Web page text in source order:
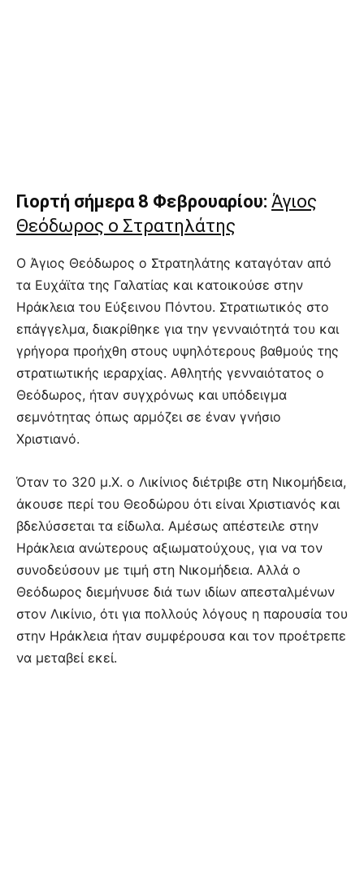
Γιορτή σήμερα 8 Φεβρουαρίου: Άγιος
Θεόδωρος ο Στρατηλάτης
O Άγιος Θεόδωρος ο Στρατηλάτης καταγόταν από
τα Ευχάϊτα της Γαλατίας και κατοικούσε στην
Ηράκλεια του Εύξεινου Πόντου. Στρατιωτικός στο
επάγγελμα, διακρίθηκε για την γενναιότητά του και
γρήγορα προήχθη στους υψηλότερους βαθμούς της
στρατιωτικής ιεραρχίας. Αθλητής γενναιότατος ο
Θεόδωρος, ήταν συγχρόνως και υπόδειγμα
σεμνότητας όπως αρμόζει σε έναν γνήσιο
Χριστιανό.
Όταν το 320 μ.Χ. ο Λικίνιος διέτριβε στη Νικομήδεια,
άκουσε περί του Θεοδώρου ότι είναι Χριστιανός και
βδελύσσεται τα είδωλα. Αμέσως απέστειλε στην
Ηράκλεια ανώτερους αξιωματούχους, για να τον
συνοδεύσουν με τιμή στη Νικομήδεια. Αλλά ο
Θεόδωρος διεμήνυσε διά των ιδίων απεσταλμένων
στον Λικίνιο, ότι για πολλούς λόγους η παρουσία του
στην Ηράκλεια ήταν συμφέρουσα και τον προέτρεπε
να μεταβεί εκεί.